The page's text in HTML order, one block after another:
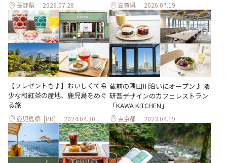
長野県 2026.07.28 滋賀県 2026.07.19
【プレゼントも♪】おいしくて希
少な和紅茶の産地、鹿児島をめぐ
る旅
鹿児島県 [PR] 2024.04.30
蔵前の隅田川沿いにオープン♪ 隈
研吾デザインのカフェレストラン
「KAWA KITCHEN」
東京都 2023.04.19